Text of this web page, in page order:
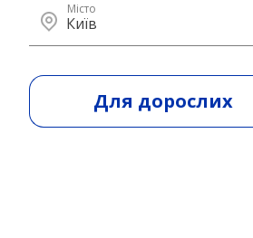
Місто
Київ
Для дорослих